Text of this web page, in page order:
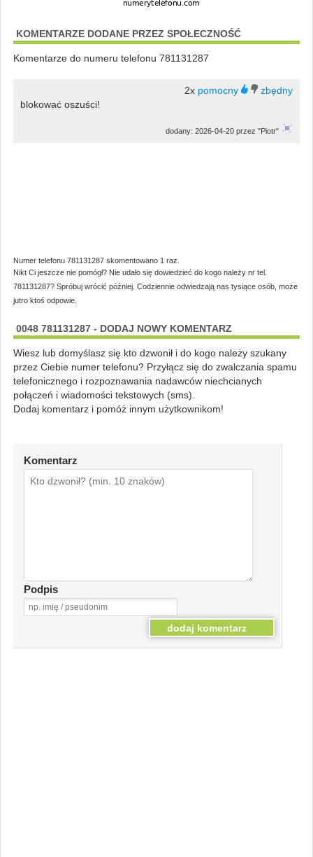
KOMENTARZE DODANE PRZEZ SPOŁECZNOŚĆ
Komentarze do numeru telefonu 781131287
2x
blokować oszuści!
dodany: 2026-04-20 przez "Piotr"
Numer telefonu 781131287 skomentowano 1 raz.
Nikt Ci jeszcze nie pomógł? Nie udało się dowiedzieć do kogo należy nr tel.
781131287? Spróbuj wrócić później. Codziennie odwiedzają nas tysiące osób, może
jutro ktoś odpowie.
0048 781131287 - DODAJ NOWY KOMENTARZ
Wiesz lub domyślasz się kto dzwonił i do kogo należy szukany
przez Ciebie numer telefonu? Przyłącz się do zwalczania spamu
telefonicznego i rozpoznawania nadawców niechcianych
połączeń i wiadomości tekstowych (sms).
Dodaj komentarz i pomóż innym użytkownikom!
Komentarz
Podpis